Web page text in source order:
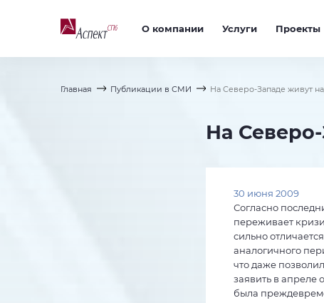
О компании Услуги Проекты
Главная Публикации в СМИ На Северо-Западе живут
На
30 июня 2009
Согласно
переживает
сильно
аналогичного
что даже
заявить в апреле
была